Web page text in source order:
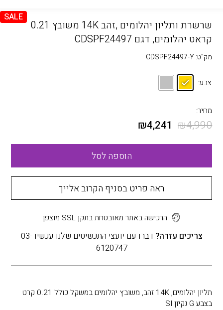
SALE
שרשרת ותליון יהלומים ,זהב 14K משובץ 0.21
קראט יהלומים, דגם CDSPF24497
מק"ט:CDSPF24497-Y
צבע:
מחיר:
₪4,990
₪4,241
הוספה לסל
ראה פריט בסניף הקרוב אלייך
הרכישה באתר מאובטחת בתקן SSL מוצפן
צריכים עזרה?
דברו עם יועצי התכשיטים שלנו עכשיו 03-
6120747
תליון יהלומים, 14K זהב, משובץ יהלומים במשקל כולל 0.21 קרט
בצבע G נקיון SI